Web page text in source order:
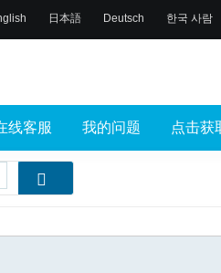
日本語 Deutsch 한국 사람
线客服 我的问题 点击获